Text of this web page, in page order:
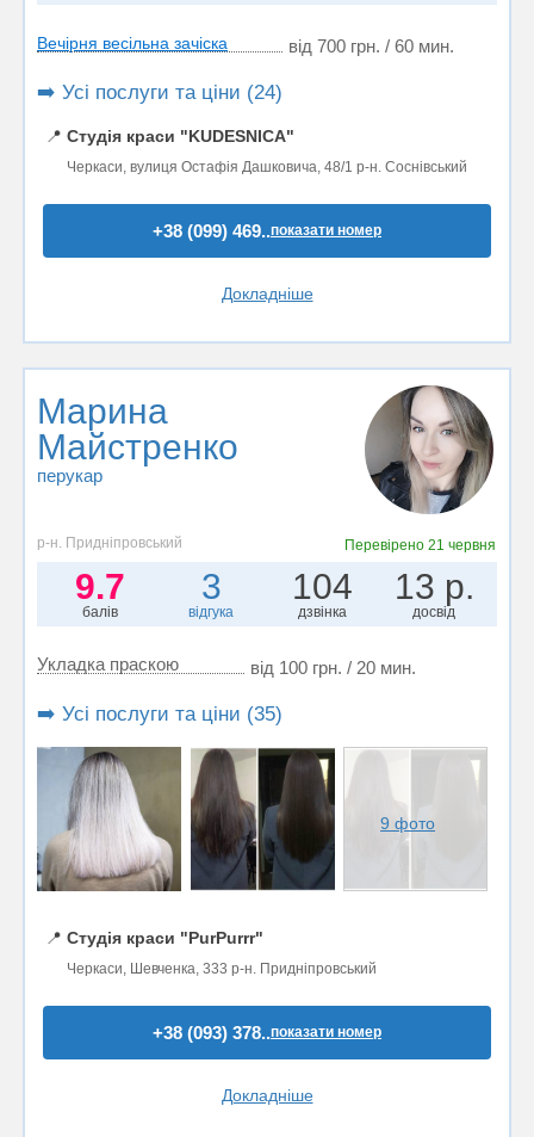
Вечірня весільна зачіска від 700 грн. / 60 мин.
➡️ Усі послуги та ціни (24)
📍 Студія краси "KUDESNICA"
Черкаси, вулиця Остафія Дашковича, 48/1 р-н. Соснівський
+38 (099) 469..показати номер
Докладніше
Марина
Майстренко
перукар
р-н. Придніпровський Перевірено21 червня
9.7
балів
3
відгука
104
дзвінка
13 р.
досвід
Укладка праскою від 100 грн. / 20 мин.
➡️ Усі послуги та ціни (35)
9 фото
📍 Студія краси "PurPurrr"
Черкаси, Шевченка, 333 р-н. Придніпровський
+38 (093) 378..показати номер
Докладніше